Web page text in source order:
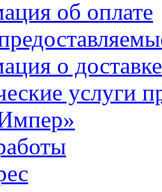
об оплате
о доставке
услуги